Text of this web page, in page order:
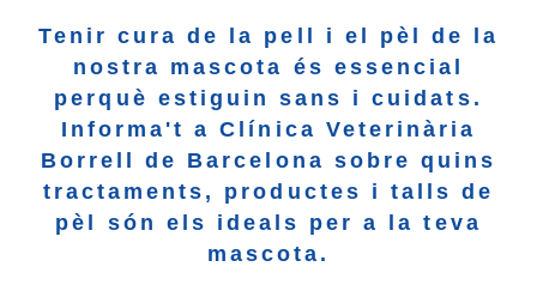
Tenir cura de la pell i el pèl de la
nostra mascota és essencial
perquè estiguin sans i cuidats.
Informa't a Clínica Veterinària
Borrell de Barcelona sobre quins
tractaments, productes i talls de
pèl són els ideals per a la teva
mascota.